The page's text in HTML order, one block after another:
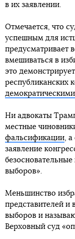
в их заявлении.
Отмечается, что
успешным для
предусматривает
вмешиваться в
это
республиканских
Ни адвокаты
местные
фальсификации, а
заявление
выборов».
Меньшинство
представителей и
выборов и
Верховный суд